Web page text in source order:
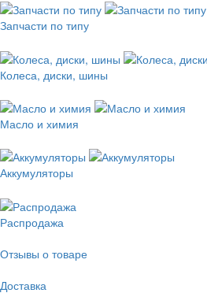
Запчасти по типу
Колеса, диски, шины
Масло и химия
Аккумуляторы
Распродажа
Отзывы о товаре
Доставка